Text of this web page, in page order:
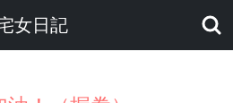
女日記